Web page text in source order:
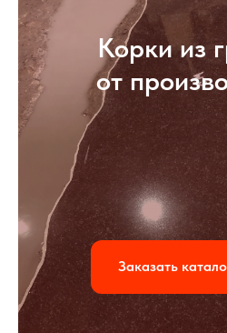
Корки из
от
о
о
Заказать